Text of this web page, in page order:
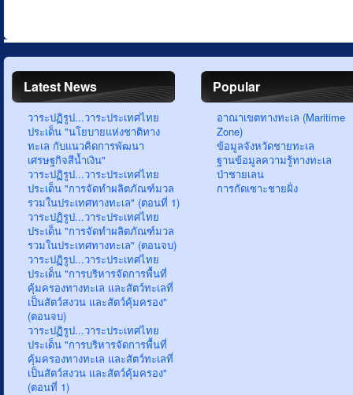
Latest News
วาระปฏิรูป...วาระประเทศไทย
ประเด็น "นโยบายแห่งชาติทาง
ทะเล กับแนวคิดการพัฒนา
เศรษฐกิจสีน้ำเงิน"
วาระปฏิรูป...วาระประเทศไทย
ประเด็น "การจัดทำผลิตภัณฑ์มวล
รวมในประเทศทางทะเล" (ตอนที่ 1)
วาระปฏิรูป...วาระประเทศไทย
ประเด็น "การจัดทำผลิตภัณฑ์มวล
รวมในประเทศทางทะเล" (ตอนจบ)
วาระปฏิรูป...วาระประเทศไทย
ประเด็น "การบริหารจัดการพื้นที่
คุ้มครองทางทะเล และสัตว์ทะเลที่
เป็นสัตว์สงวน และสัตว์คุ้มครอง"
(ตอนจบ)
วาระปฏิรูป...วาระประเทศไทย
ประเด็น "การบริหารจัดการพื้นที่
คุ้มครองทางทะเล และสัตว์ทะเลที่
เป็นสัตว์สงวน และสัตว์คุ้มครอง"
(ตอนที่ 1)
Popular
อาณาเขตทางทะเล (Maritime
Zone)
ข้อมูลจังหวัดชายทะเล
ฐานข้อมูลความรู้ทางทะเล
ป่าชายเลน
การกัดเซาะชายฝั่ง